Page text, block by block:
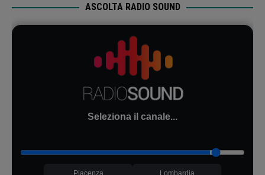
ASCOLTA RADIO SOUND
Seleziona il canale...
Piacenza Lombardia